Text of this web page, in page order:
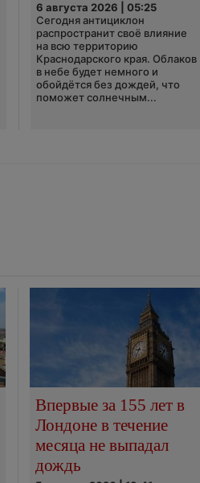
6 августа 2026 | 05:25
Сегодня антициклон
распространит своё влияние
на всю территорию
Краснодарского края. Облаков
в небе будет немного и
обойдётся без дождей, что
поможет солнечным...
Впервые за 155 лет в
Лондоне в течение
месяца не выпадал
дождь